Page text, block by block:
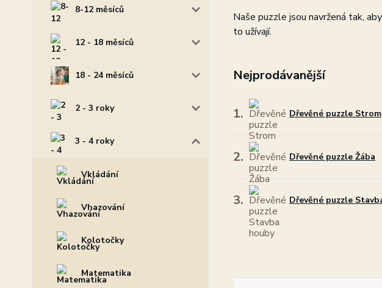
8-12 měsíců
12 - 18 měsíců
18 - 24 měsíců
2 - 3 roky
3 - 4 roky
Vkládání
Vhazování
Kolotočky
Matematika
Naše puzzle jsou navržená tak,
to užívají.
Nejprodávanější
1. Dřevěné puzzle Strom
2. Dřevěné puzzle Žába
3. Dřevěné puzzle